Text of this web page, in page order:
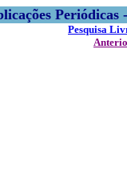
Pesquisa